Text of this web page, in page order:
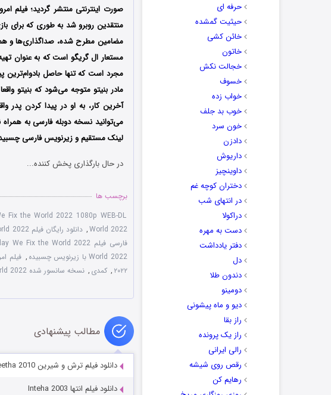
حرفه ای
حیثیت گمشده
خائن کشی
خاتون
خجالت نکش
خسوف
خواب زده
خوب بد جلف
خون سرد
دادزن
داریوش
داوینچیز
دختران کوچه غم
در انتهای شب
دراکولا
دست به مهره
دفتر یادداشت
دل
دندون طلا
دومینو
دیو و ماه پیشونی
راز بقا
راز یک پرونده
رالی ایرانی
رقص روی شیشه
رهایم کن
صورت اینترنتی منتشر گردید؛ فیلم
منتقدین روبرو شد به طوری که برای
مضامین مطرح شده، صداگذاری‌ها و
مستعار ال گریگو است که به عنوان
مادر بنیتو متوجه می‌شود که بنیتو
آخرین کار، به او در پیدا کردن
می‌توانید نسخه دوبله فارسی به
‌لینک مستقیم و زیرنویس فارسی
در حال بارگذاری پخش کننده...
برچسب ها
Fix the World 2022 1080p WEB-DL
World 2022
, دانلود رایگان فیلم Today We Fix the World 2022
فارسی فیلم Today We Fix the World 2022
World 2022 با زیرنویس چسبیده
, فیلم
۲۰۲۲ , کمدی , نسخه سانسور شده Today We Fix the World 2022
مطالب پیشنهادی
دانلود فیلم ترش و شیرین Khatta Meetha 2010
دانلود فیلم انتها Inteha 2003